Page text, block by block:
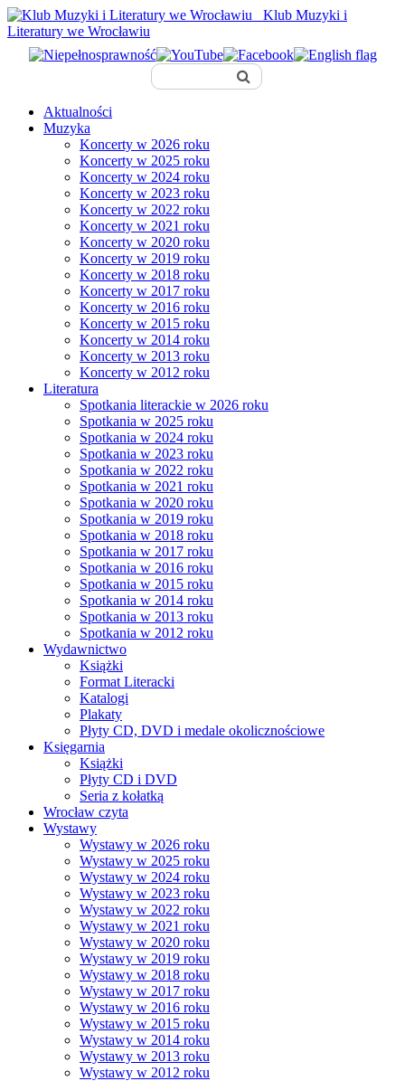
Klub Muzyki i
Literatury we Wrocławiu
Aktualności
Muzyka
Koncerty w 2026 roku
Koncerty w 2025 roku
Koncerty w 2024 roku
Koncerty w 2023 roku
Koncerty w 2022 roku
Koncerty w 2021 roku
Koncerty w 2020 roku
Koncerty w 2019 roku
Koncerty w 2018 roku
Koncerty w 2017 roku
Koncerty w 2016 roku
Koncerty w 2015 roku
Koncerty w 2014 roku
Koncerty w 2013 roku
Koncerty w 2012 roku
Literatura
Spotkania literackie w 2026 roku
Spotkania w 2025 roku
Spotkania w 2024 roku
Spotkania w 2023 roku
Spotkania w 2022 roku
Spotkania w 2021 roku
Spotkania w 2020 roku
Spotkania w 2019 roku
Spotkania w 2018 roku
Spotkania w 2017 roku
Spotkania w 2016 roku
Spotkania w 2015 roku
Spotkania w 2014 roku
Spotkania w 2013 roku
Spotkania w 2012 roku
Wydawnictwo
Książki
Format Literacki
Katalogi
Plakaty
Płyty CD, DVD i medale okolicznościowe
Księgarnia
Książki
Płyty CD i DVD
Seria z kołatką
Wrocław czyta
Wystawy
Wystawy w 2026 roku
Wystawy w 2025 roku
Wystawy w 2024 roku
Wystawy w 2023 roku
Wystawy w 2022 roku
Wystawy w 2021 roku
Wystawy w 2020 roku
Wystawy w 2019 roku
Wystawy w 2018 roku
Wystawy w 2017 roku
Wystawy w 2016 roku
Wystawy w 2015 roku
Wystawy w 2014 roku
Wystawy w 2013 roku
Wystawy w 2012 roku